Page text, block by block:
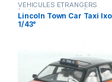
VÉHICULES ÉTRANGERS
(voitures,camions ...)
Lincoln Town Car Taxi Ixo
1/43°